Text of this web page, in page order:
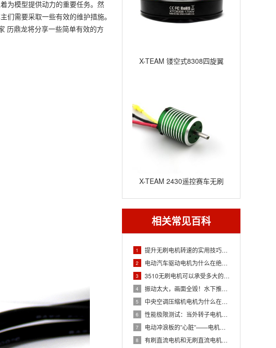
X-TEAM 镂空式8308四旋翼
X-TEAM 2430遥控赛车无刷
电机
相关常见百科
1 提升无刷电机转速的实用技巧：从调整到优化！
2 电动汽车驱动电机为什么在绝缘老化时会出现局部放电？
3 3510无刷电机可以承受多大的冲击力？
4 振动太大，画面全毁！水下推进器动平衡校正
5 中央空调压缩机电机为什么在变频运行时会出现轴承电流？
6 性能极限测试：当外转子电机在超负荷环境下会出现何种状况？
7 电动冲浪板的”心脏”——电机，为何如此怕沙？
8 有刷直流电机和无刷直流电机的区别及相应优势
为模型提供动力的重要任务。然
需要采取一些有效的维护措施。
历鼎龙将分享一些简单有效的方